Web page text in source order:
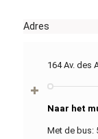
Adres
164 Av. des
Naar het
Met de bus: